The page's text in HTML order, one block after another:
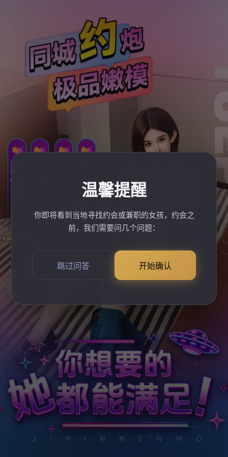
温馨提醒
你即将看到当地寻找约会或兼职的女孩，约会之
前，我们需要问几个问题：
跳过问答 开始确认